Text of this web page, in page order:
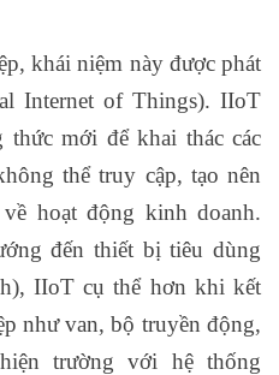
khái niệm này được phát
Internet of Things). IIoT
mới để khai thác các
thể truy cập, tạo nên
hoạt động kinh doanh.
đến thiết bị tiêu dùng
IIoT cụ thể hơn khi kết
như van, bộ truyền động,
trường với hệ thống